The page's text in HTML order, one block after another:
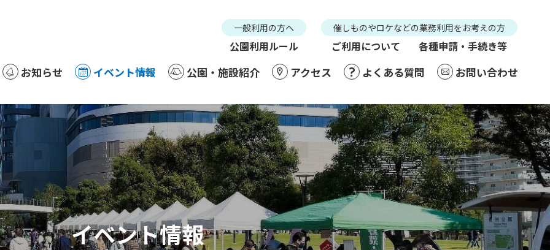
一般利用の方へ
公園利用ルール
催しものやロケなどの業務利用をお考えの方
ご利用について 各種申請・手続き等
お知らせ イベント情報 公園・施設紹介 アクセス よくある質問
お問い合わせ
一般利用の方へ
公園利用ルール
催しものやロケなどの業務利用をお考えの方
ご利用について 各種申請・手続き等
イベント情報